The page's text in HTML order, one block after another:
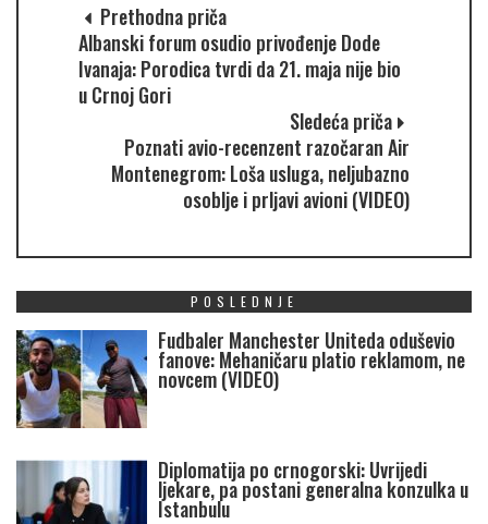
Prethodna priča
Albanski forum osudio privođenje Dode
Ivanaja: Porodica tvrdi da 21. maja nije bio
u Crnoj Gori
Sledeća priča
Poznati avio-recenzent razočaran Air
Montenegrom: Loša usluga, neljubazno
osoblje i prljavi avioni (VIDEO)
POSLEDNJE
Fudbaler Manchester Uniteda oduševio
fanove: Mehaničaru platio reklamom, ne
novcem (VIDEO)
Diplomatija po crnogorski: Uvrijedi
ljekare, pa postani generalna konzulka u
Istanbulu